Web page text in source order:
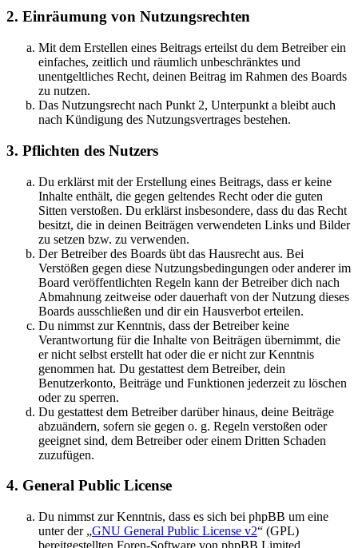
2. Einräumung von Nutzungsrechten
Mit dem Erstellen eines Beitrags erteilst du dem Betreiber ein
einfaches, zeitlich und räumlich unbeschränktes und
unentgeltliches Recht, deinen Beitrag im Rahmen des Boards
zu nutzen.
Das Nutzungsrecht nach Punkt 2, Unterpunkt a bleibt auch
nach Kündigung des Nutzungsvertrages bestehen.
3. Pflichten des Nutzers
Du erklärst mit der Erstellung eines Beitrags, dass er keine
Inhalte enthält, die gegen geltendes Recht oder die guten
Sitten verstoßen. Du erklärst insbesondere, dass du das Recht
besitzt, die in deinen Beiträgen verwendeten Links und Bilder
zu setzen bzw. zu verwenden.
Der Betreiber des Boards übt das Hausrecht aus. Bei
Verstößen gegen diese Nutzungsbedingungen oder anderer im
Board veröffentlichten Regeln kann der Betreiber dich nach
Abmahnung zeitweise oder dauerhaft von der Nutzung dieses
Boards ausschließen und dir ein Hausverbot erteilen.
Du nimmst zur Kenntnis, dass der Betreiber keine
Verantwortung für die Inhalte von Beiträgen übernimmt, die
er nicht selbst erstellt hat oder die er nicht zur Kenntnis
genommen hat. Du gestattest dem Betreiber, dein
Benutzerkonto, Beiträge und Funktionen jederzeit zu löschen
oder zu sperren.
Du gestattest dem Betreiber darüber hinaus, deine Beiträge
abzuändern, sofern sie gegen o. g. Regeln verstoßen oder
geeignet sind, dem Betreiber oder einem Dritten Schaden
zuzufügen.
4. General Public License
Du nimmst zur Kenntnis, dass es sich bei phpBB um eine
unter der „GNU General Public License v2“ (GPL)
bereitgestellten Foren-Software von phpBB Limited